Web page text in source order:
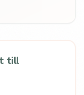
till